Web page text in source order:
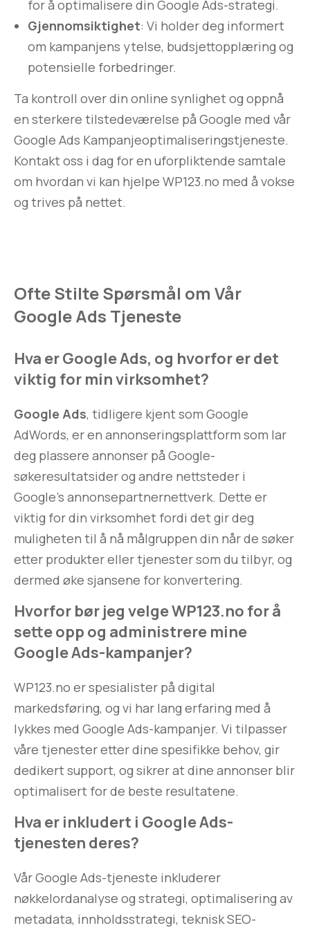
for å optimalisere din Google Ads-strategi.
Gjennomsiktighet: Vi holder deg informert
om kampanjens ytelse, budsjettopplæring og
potensielle forbedringer.
Ta kontroll over din online synlighet og oppnå
en sterkere tilstedeværelse på Google med vår
Google Ads Kampanjeoptimaliseringstjeneste.
Kontakt oss i dag for en uforpliktende samtale
om hvordan vi kan hjelpe WP123.no med å vokse
og trives på nettet.
Ofte Stilte Spørsmål om Vår
Google Ads Tjeneste
Hva er Google Ads, og hvorfor er det
viktig for min virksomhet?
Google Ads, tidligere kjent som Google
AdWords, er en annonseringsplattform som lar
deg plassere annonser på Google-
søkeresultatsider og andre nettsteder i
Google’s annonsepartnernettverk. Dette er
viktig for din virksomhet fordi det gir deg
muligheten til å nå målgruppen din når de søker
etter produkter eller tjenester som du tilbyr, og
dermed øke sjansene for konvertering.
Hvorfor bør jeg velge WP123.no for å
sette opp og administrere mine
Google Ads-kampanjer?
WP123.no er spesialister på digital
markedsføring, og vi har lang erfaring med å
lykkes med Google Ads-kampanjer. Vi tilpasser
våre tjenester etter dine spesifikke behov, gir
dedikert support, og sikrer at dine annonser blir
optimalisert for de beste resultatene.
Hva er inkludert i Google Ads-
tjenesten deres?
Vår Google Ads-tjeneste inkluderer
nøkkelordanalyse og strategi, optimalisering av
metadata, innholdsstrategi, teknisk SEO-